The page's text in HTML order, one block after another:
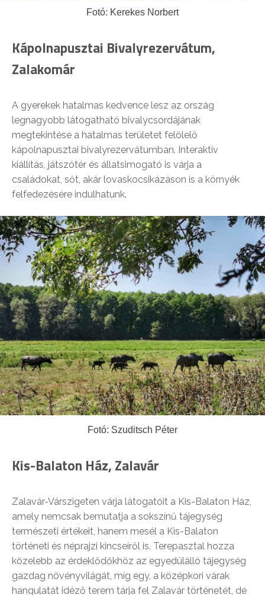
Fotó: Kerekes Norbert
Kápolnapusztai Bivalyrezervátum,
Zalakomár
A gyerekek hatalmas kedvence lesz az ország
legnagyobb látogatható bivalycsordájának
megtekintése a hatalmas területet felölelő
kápolnapusztai bivalyrezervátumban. Interaktív
kiállítás, játszótér és állatsimogató is várja a
családokat, sőt, akár lovaskocsikázáson is a környék
felfedezésére indulhatunk.
Fotó: Szuditsch Péter
Kis-Balaton Ház, Zalavár
Zalavár-Várszigeten várja látogatóit a Kis-Balaton Ház,
amely nemcsak bemutatja a sokszínű tájegység
természeti értékeit, hanem mesél a Kis-Balaton
történeti és néprajzi kincseiről is. Terepasztal hozza
közelebb az érdeklődőkhöz az egyedülálló tájegység
gazdag növényvilágát, míg egy, a középkori várak
hangulatát idéző terem tárja fel Zalavár történetét, de